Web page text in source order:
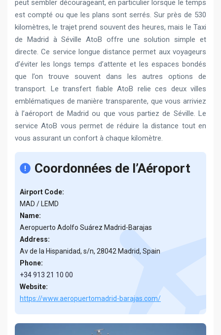
peut sembler décourageant, en particulier lorsque le temps
est compté ou que les plans sont serrés. Sur près de 530
kilomètres, le trajet prend souvent des heures, mais le Taxi
de Madrid à Séville AtoB offre une solution simple et
directe. Ce service longue distance permet aux voyageurs
d’éviter les longs temps d’attente et les espaces bondés
que l’on trouve souvent dans les autres options de
transport. Le transfert fiable AtoB relie ces deux villes
emblématiques de manière transparente, que vous arriviez
à l’aéroport de Madrid ou que vous partiez de Séville. Le
service AtoB vous permet de réduire la distance tout en
vous assurant un confort à chaque kilomètre.
Coordonnées de l’Aéroport
Airport Code:
MAD / LEMD
Name:
Aeropuerto Adolfo Suárez Madrid-Barajas
Address:
Av de la Hispanidad, s/n, 28042 Madrid, Spain
Phone:
+34 913 21 10 00
Website:
https://www.aeropuertomadrid-barajas.com/